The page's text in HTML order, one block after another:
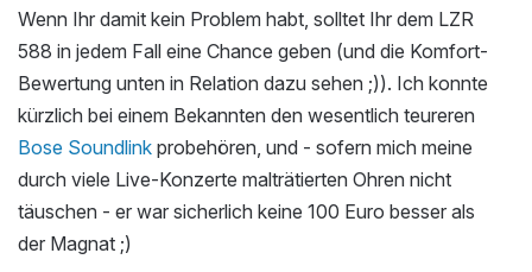
Wenn Ihr damit kein Problem habt, solltet Ihr dem LZR
588 in jedem Fall eine Chance geben (und die Komfort-
Bewertung unten in Relation dazu sehen ;)). Ich konnte
kürzlich bei einem Bekannten den wesentlich teureren
Bose Soundlink probehören, und - sofern mich meine
durch viele Live-Konzerte malträtierten Ohren nicht
täuschen - er war sicherlich keine 100 Euro besser als
der Magnat ;)